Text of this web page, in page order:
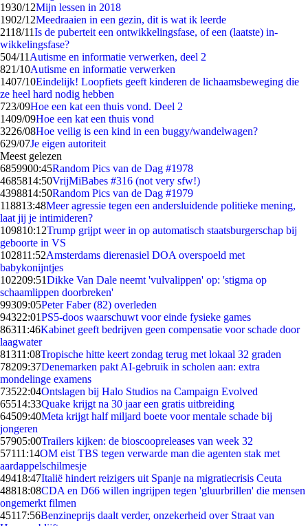
1930/12Mijn lessen in 2018
1902/12Meedraaien in een gezin, dit is wat ik leerde
2118/11Is de puberteit een ontwikkelingsfase, of een (laatste) in-
wikkelingsfase?
504/11 Autisme en informatie verwerken, deel 2
821/10Autisme en informatie verwerken
1407/10Eindelijk! Loopfiets geeft kinderen de lichaamsbeweging die
ze heel hard nodig hebben
723/09Hoe een kat een thuis vond. Deel 2
1409/09Hoe een kat een thuis vond
3226/08Hoe veilig is een kind in een buggy/wandelwagen?
629/07Je eigen autoriteit
Meest gelezen
6859900:45Random Pics van de Dag #1978
4685814:50VrijMiBabes #316 (not very sfw!)
4398814:50Random Pics van de Dag #1979
118813:48Meer agressie tegen een andersluidende politieke mening,
laat jij je intimideren?
109810:12Trump grijpt weer in op automatisch staatsburgerschap bij
geboorte in VS
102811:52Amsterdams dierenasiel DOA overspoeld met
babykonijntjes
102209:51Dikke Van Dale neemt 'vulvalippen' op: 'stigma op
schaamlippen doorbreken'
99309:05Peter Faber (82) overleden
94322:01PS5-doos waarschuwt voor einde fysieke games
86311:46Kabinet geeft bedrijven geen compensatie voor schade door
laagwater
81311:08Tropische hitte keert zondag terug met lokaal 32 graden
78209:37Denemarken pakt AI-gebruik in scholen aan: extra
mondelinge examens
73522:04Ontslagen bij Halo Studios na Campaign Evolved
65514:33Quake krijgt na 30 jaar een gratis uitbreiding
64509:40Meta krijgt half miljard boete voor mentale schade bij
jongeren
57905:00Trailers kijken: de bioscoopreleases van week 32
57111:14OM eist TBS tegen verwarde man die agenten stak met
aardappelschilmesje
49418:47Italië hindert reizigers uit Spanje na migratiecrisis Ceuta
48818:08CDA en D66 willen ingrijpen tegen 'gluurbrillen' die mensen
ongemerkt filmen
45117:56Benzineprijs daalt verder, onzekerheid over Straat van